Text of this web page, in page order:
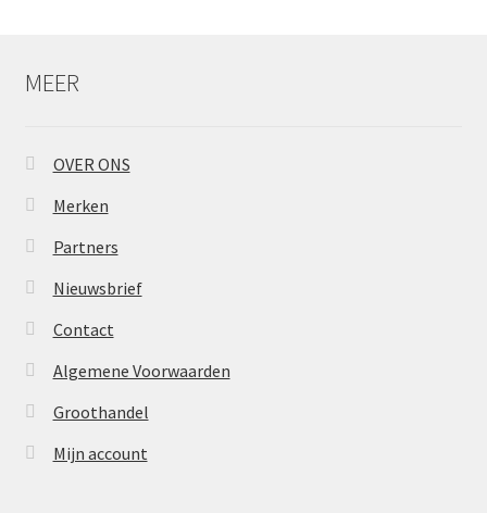
MEER
OVER ONS
Merken
Partners
Nieuwsbrief
Contact
Algemene Voorwaarden
Groothandel
Mijn account